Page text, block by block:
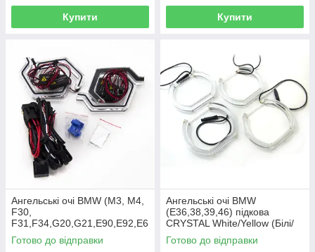
Купити Купити
Ангельські очі BMW (M3, M4,
F30,
F31,F34,G20,G21,E90,E92,E6
0) CRYSTAL ICONIC2
(Білий+Жовтий)
Готово до відправки
Ангельські очі BMW
(E36,38,39,46) підкова
CRYSTAL White/Yellow (Білі/
Жовті)
Готово до відправки